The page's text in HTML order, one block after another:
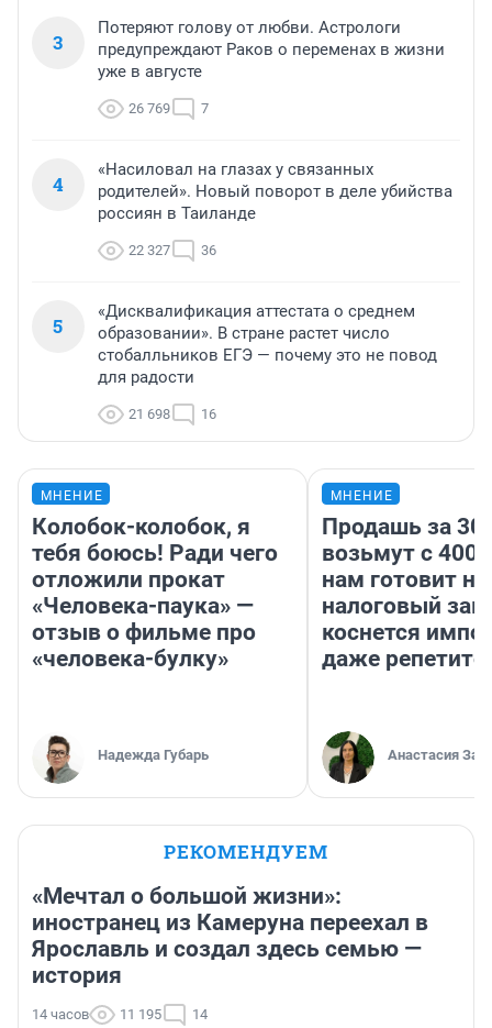
3
Потеряют голову от любви. Астрологи
предупреждают Раков о переменах в жизни
уже в августе
26 769 7
4
«Насиловал на глазах у связанных
родителей». Новый поворот в деле убийства
россиян в Таиланде
22 327 36
5
«Дисквалификация аттестата о среднем
образовании». В стране растет число
стобалльников ЕГЭ — почему это не повод
для радости
21 698 16
МНЕНИЕ
Колобок-колобок, я
тебя боюсь! Ради чего
отложили прокат
«Человека-паука» —
отзыв о фильме про
«человека-булку»
Надежда Губарь
МНЕНИЕ
Продашь за
возьмут с
нам готовит
налоговый
коснется
даже
Анастасия
РЕКОМЕНДУЕМ
«Мечтал о большой жизни»:
иностранец из Камеруна переехал в
Ярославль и создал здесь семью —
история
14 часов 11 195 14